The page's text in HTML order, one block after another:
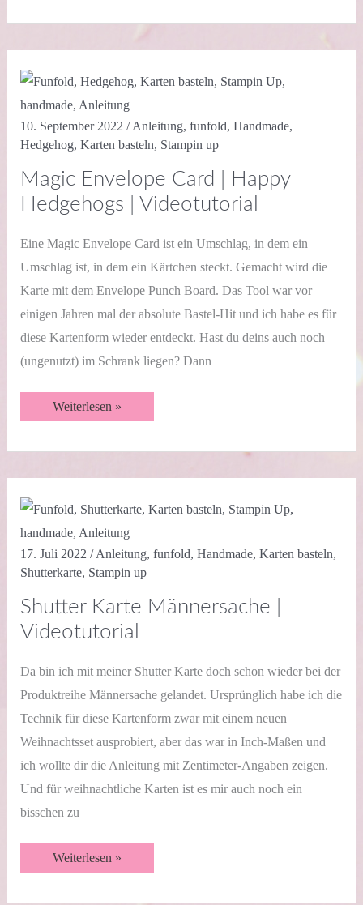
Videotutorial
10. September 2022 /Anleitung, funfold, Handmade,
Hedgehog, Karten basteln, Stampin up
Magic Envelope Card | Happy
Hedgehogs | Videotutorial
Eine Magic Envelope Card ist ein Umschlag, in dem ein
Umschlag ist, in dem ein Kärtchen steckt. Gemacht wird die
Karte mit dem Envelope Punch Board. Das Tool war vor
einigen Jahren mal der absolute Bastel-Hit und ich habe es für
diese Kartenform wieder entdeckt. Hast du deins auch noch
(ungenutzt) im Schrank liegen? Dann
Magic
Envelope
Weiterlesen »
17. Juli 2022 /Anleitung, funfold, Handmade, Karten basteln,
Shutterkarte, Stampin up
Shutter Karte Männersache |
Videotutorial
Da bin ich mit meiner Shutter Karte doch schon wieder bei der
Produktreihe Männersache gelandet. Ursprünglich habe ich die
Technik für diese Kartenform zwar mit einem neuen
Weihnachtsset ausprobiert, aber das war in Inch-Maßen und
ich wollte dir die Anleitung mit Zentimeter-Angaben zeigen.
Und für weihnachtliche Karten ist es mir auch noch ein
bisschen zu
Shutter
Karte
Weiterlesen »